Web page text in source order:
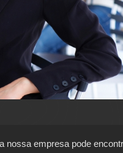
nossa empresa pode